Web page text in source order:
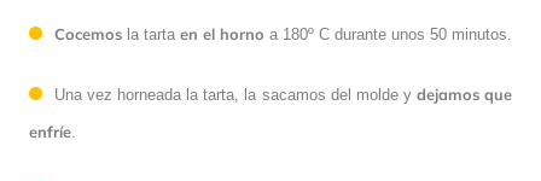
Cocemos la tarta en el horno a 180º C durante unos 50 minutos.
Una vez horneada la tarta, la sacamos del molde y dejamos que
enfríe.